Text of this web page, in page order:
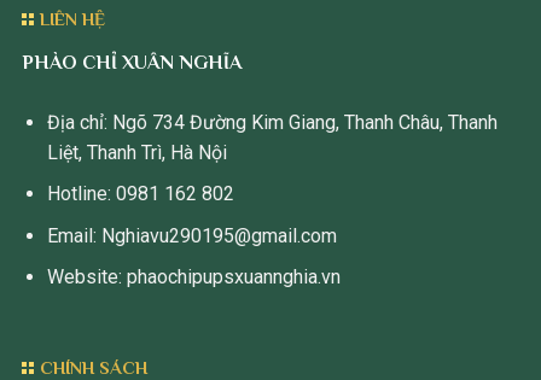
LIÊN HỆ
PHÀO CHỈ XUÂN NGHĨA
Địa chỉ: Ngõ 734 Đường Kim Giang, Thanh Châu, Thanh
Liệt, Thanh Trì, Hà Nội
Hotline: 0981 162 802
Email: Nghiavu290195@gmail.com
Website: phaochipupsxuannghia.vn
CHÍNH SÁCH